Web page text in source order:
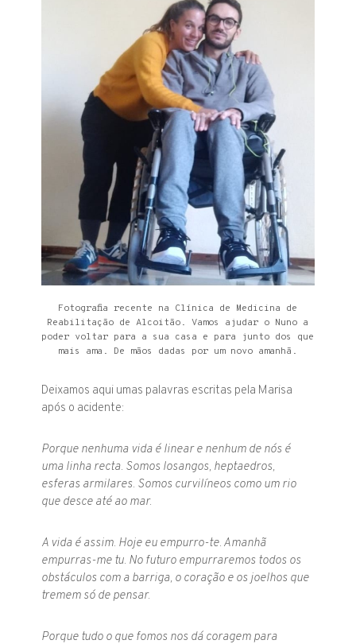
Fotografia recente na Clínica de Medicina de
Reabilitação de Alcoitão. Vamos ajudar o Nuno a
poder voltar para a sua casa e para junto dos que
mais ama. De mãos dadas por um novo amanhã.
Deixamos aqui umas palavras escritas pela Marisa
após o acidente:
Porque nenhuma vida é linear e nenhum de nós é
uma linha recta. Somos losangos, heptaedros,
esferas armilares. Somos curvilíneos como um rio
que desce até ao mar.
A vida é assim. Hoje eu empurro-te. Amanhã
empurras-me tu. No futuro empurraremos todos os
obstáculos com a barriga, o coração e os joelhos que
tremem só de pensar.
Porque tudo o que fomos nos dá coragem para